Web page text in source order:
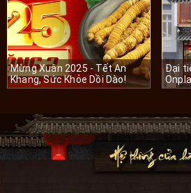
Mừng Xuân 2025 - Tết An
Khang, Sức Khỏe Dồi Dào!
Đại
Hòa,